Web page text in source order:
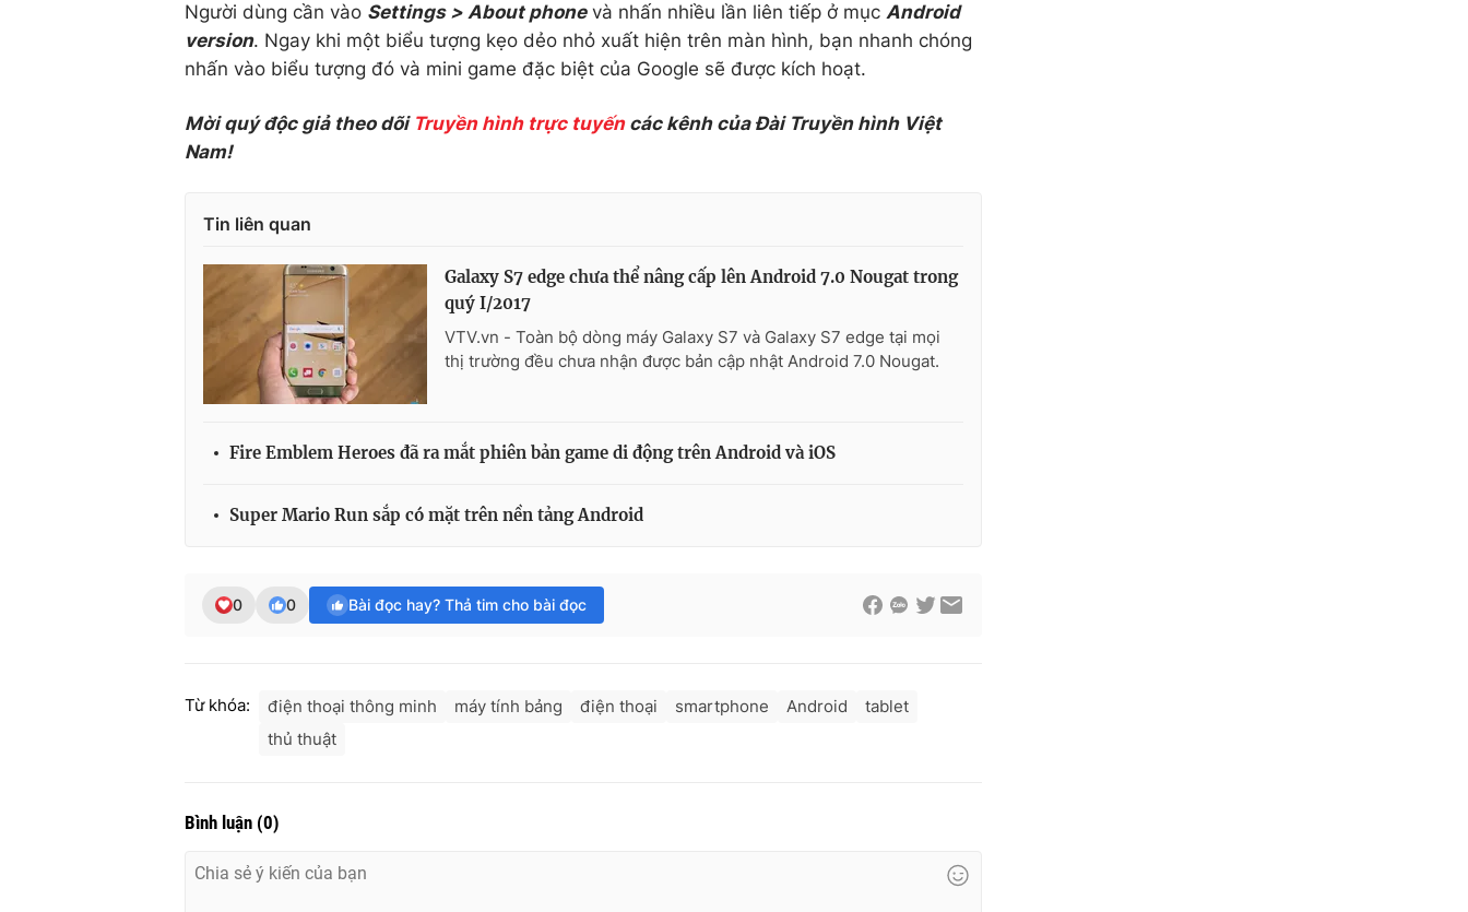
Người dùng cần vào Settings > About phonevà nhấn nhiều lần liên tiếp ở mục Android
version. Ngay khi một biểu tượng kẹo dẻo nhỏ xuất hiện trên màn hình, bạn nhanh chóng
nhấn vào biểu tượng đó và mini game đặc biệt của Google sẽ được kích hoạt.
Mời quý độc giả theo dõi Truyền hình trực tuyến các kênh của Đài Truyền hình Việt
Nam!
Tin liên quan
Galaxy S7 edge chưa thể nâng cấp lên Android 7.0 Nougat trong
quý I/2017
VTV.vn - Toàn bộ dòng máy Galaxy S7 và Galaxy S7 edge tại mọi
thị trường đều chưa nhận được bản cập nhật Android 7.0 Nougat.
Fire Emblem Heroes đã ra mắt phiên bản game di động trên Android và iOS
Super Mario Run sắp có mặt trên nền tảng Android
0 0 Bài đọc hay? Thả tim cho bài đọc
Từ khóa: điện thoại thông minh máy tính bảng điện thoại smartphone Android
tablet
thủ thuật
Bình luận (0)